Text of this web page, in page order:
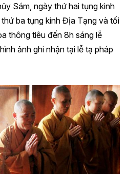
Sám, ngày thứ hai tụng kinh
ba tụng kinh Địa Tạng và tối
thông tiêu đến 8h sáng lễ
ảnh ghi nhận tại lễ tạ pháp